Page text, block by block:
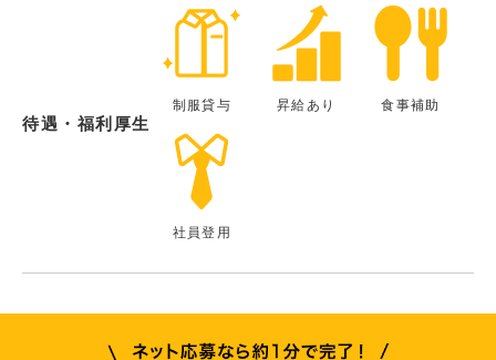
待遇・福利厚生
制服貸与 昇給あり 食事補助
社員登用